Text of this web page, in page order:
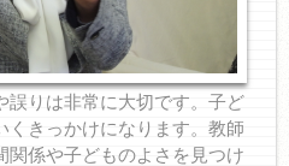
りは非常に大切です。子ど
くきっかけになります。教師
関係や子どものよさを見つけ